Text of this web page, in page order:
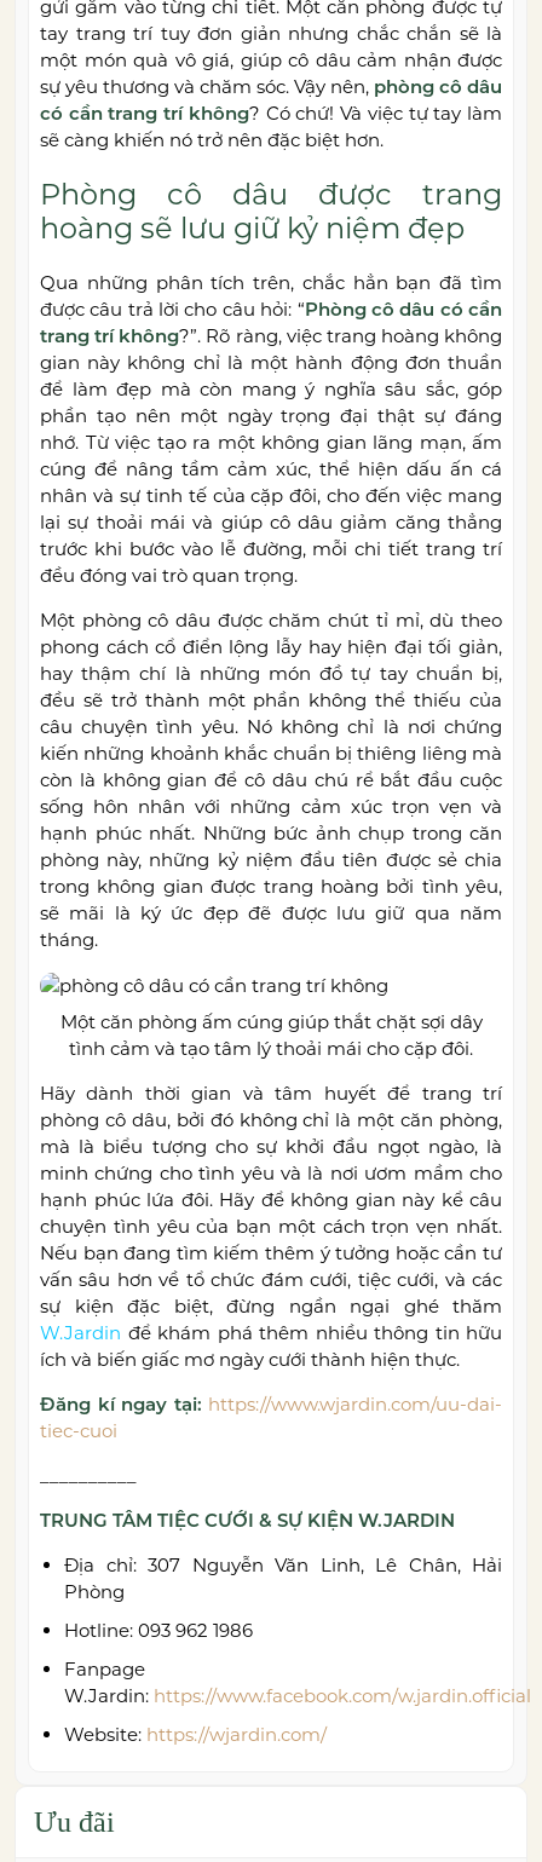
gửi gắm vào từng chi tiết. Một căn phòng được tự
tay trang trí tuy đơn giản nhưng chắc chắn sẽ là
một món quà vô giá, giúp cô dâu cảm nhận được
sự yêu thương và chăm sóc. Vậy nên, phòng cô dâu
có cần trang trí không? Có chứ! Và việc tự tay làm
sẽ càng khiến nó trở nên đặc biệt hơn.
Phòng cô dâu được trang
hoàng sẽ lưu giữ kỷ niệm đẹp
Qua những phân tích trên, chắc hẳn bạn đã tìm
được câu trả lời cho câu hỏi: “Phòng cô dâu có cần
trang trí không?”. Rõ ràng, việc trang hoàng không
gian này không chỉ là một hành động đơn thuần
để làm đẹp mà còn mang ý nghĩa sâu sắc, góp
phần tạo nên một ngày trọng đại thật sự đáng
nhớ. Từ việc tạo ra một không gian lãng mạn, ấm
cúng để nâng tầm cảm xúc, thể hiện dấu ấn cá
nhân và sự tinh tế của cặp đôi, cho đến việc mang
lại sự thoải mái và giúp cô dâu giảm căng thẳng
trước khi bước vào lễ đường, mỗi chi tiết trang trí
đều đóng vai trò quan trọng.
Một phòng cô dâu được chăm chút tỉ mỉ, dù theo
phong cách cổ điển lộng lẫy hay hiện đại tối giản,
hay thậm chí là những món đồ tự tay chuẩn bị,
đều sẽ trở thành một phần không thể thiếu của
câu chuyện tình yêu. Nó không chỉ là nơi chứng
kiến những khoảnh khắc chuẩn bị thiêng liêng mà
còn là không gian để cô dâu chú rể bắt đầu cuộc
sống hôn nhân với những cảm xúc trọn vẹn và
hạnh phúc nhất. Những bức ảnh chụp trong căn
phòng này, những kỷ niệm đầu tiên được sẻ chia
trong không gian được trang hoàng bởi tình yêu,
sẽ mãi là ký ức đẹp đẽ được lưu giữ qua năm
tháng.
Một căn phòng ấm cúng giúp thắt chặt sợi dây
tình cảm và tạo tâm lý thoải mái cho cặp đôi.
Hãy dành thời gian và tâm huyết để trang trí
phòng cô dâu, bởi đó không chỉ là một căn phòng,
mà là biểu tượng cho sự khởi đầu ngọt ngào, là
minh chứng cho tình yêu và là nơi ươm mầm cho
hạnh phúc lứa đôi. Hãy để không gian này kể câu
chuyện tình yêu của bạn một cách trọn vẹn nhất.
Nếu bạn đang tìm kiếm thêm ý tưởng hoặc cần tư
vấn sâu hơn về tổ chức đám cưới, tiệc cưới, và các
sự kiện đặc biệt, đừng ngần ngại ghé thăm
W.Jardin để khám phá thêm nhiều thông tin hữu
ích và biến giấc mơ ngày cưới thành hiện thực.
Đăng kí ngay tại: https://www.wjardin.com/uu-dai-
tiec-cuoi
TRUNG TÂM TIỆC CƯỚI & SỰ KIỆN W.JARDIN
Địa chỉ: 307 Nguyễn Văn Linh, Lê Chân, Hải
Phòng
Hotline: 093 962 1986
Fanpage
W.Jardin: https://www.facebook.com/w.jardin.official
Website: https://wjardin.com/
Ưu đãi